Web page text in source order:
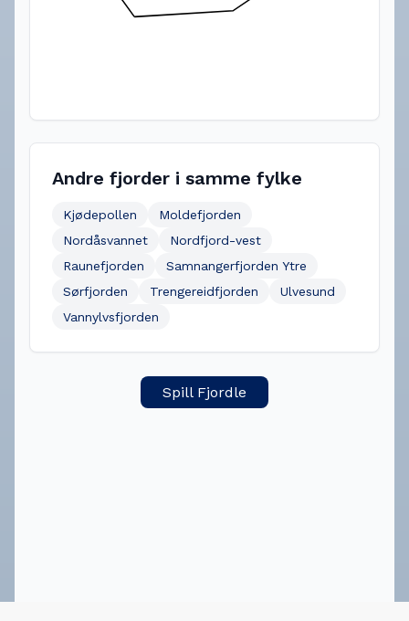
Andre fjorder i samme fylke
Kjødepollen
Moldefjorden
Nordåsvannet
Nordfjord-vest
Raunefjorden
Samnangerfjorden Ytre
Sørfjorden
Trengereidfjorden
Ulvesund
Vannylvsfjorden
Spill Fjordle